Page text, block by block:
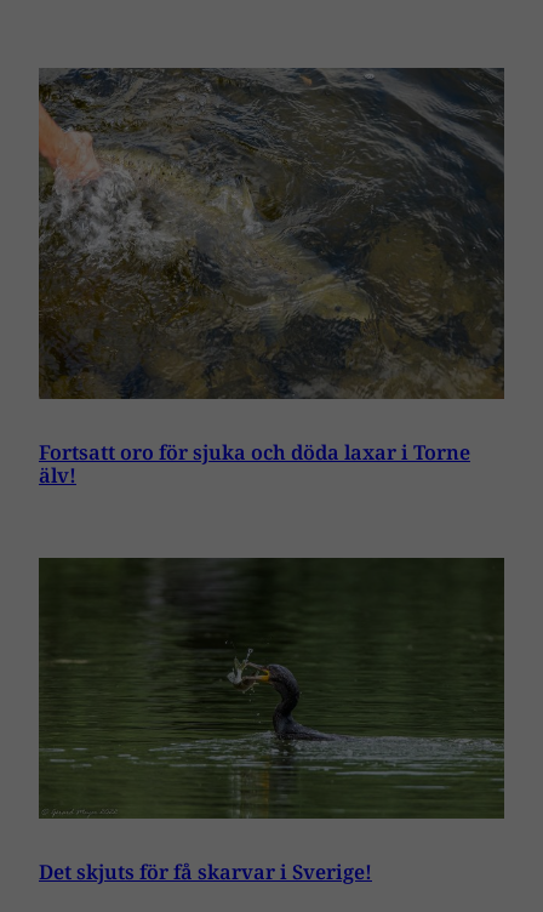
Fortsatt oro för sjuka och döda laxar i Torne
älv!
Det skjuts för få skarvar i Sverige!